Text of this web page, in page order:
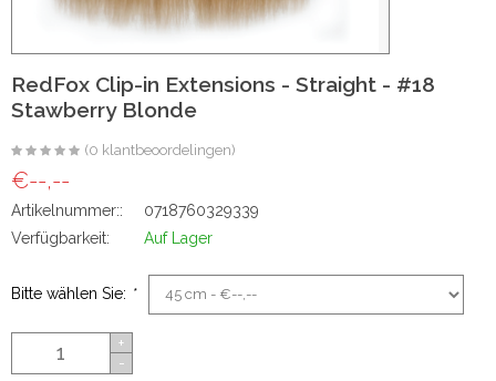
RedFox Clip-in Extensions - Straight - #18
Stawberry Blonde
(0 klantbeoordelingen)
€--,--
Artikelnummer::
0718760329339
Verfügbarkeit:
Auf Lager
Bitte wählen Sie: *
+
-